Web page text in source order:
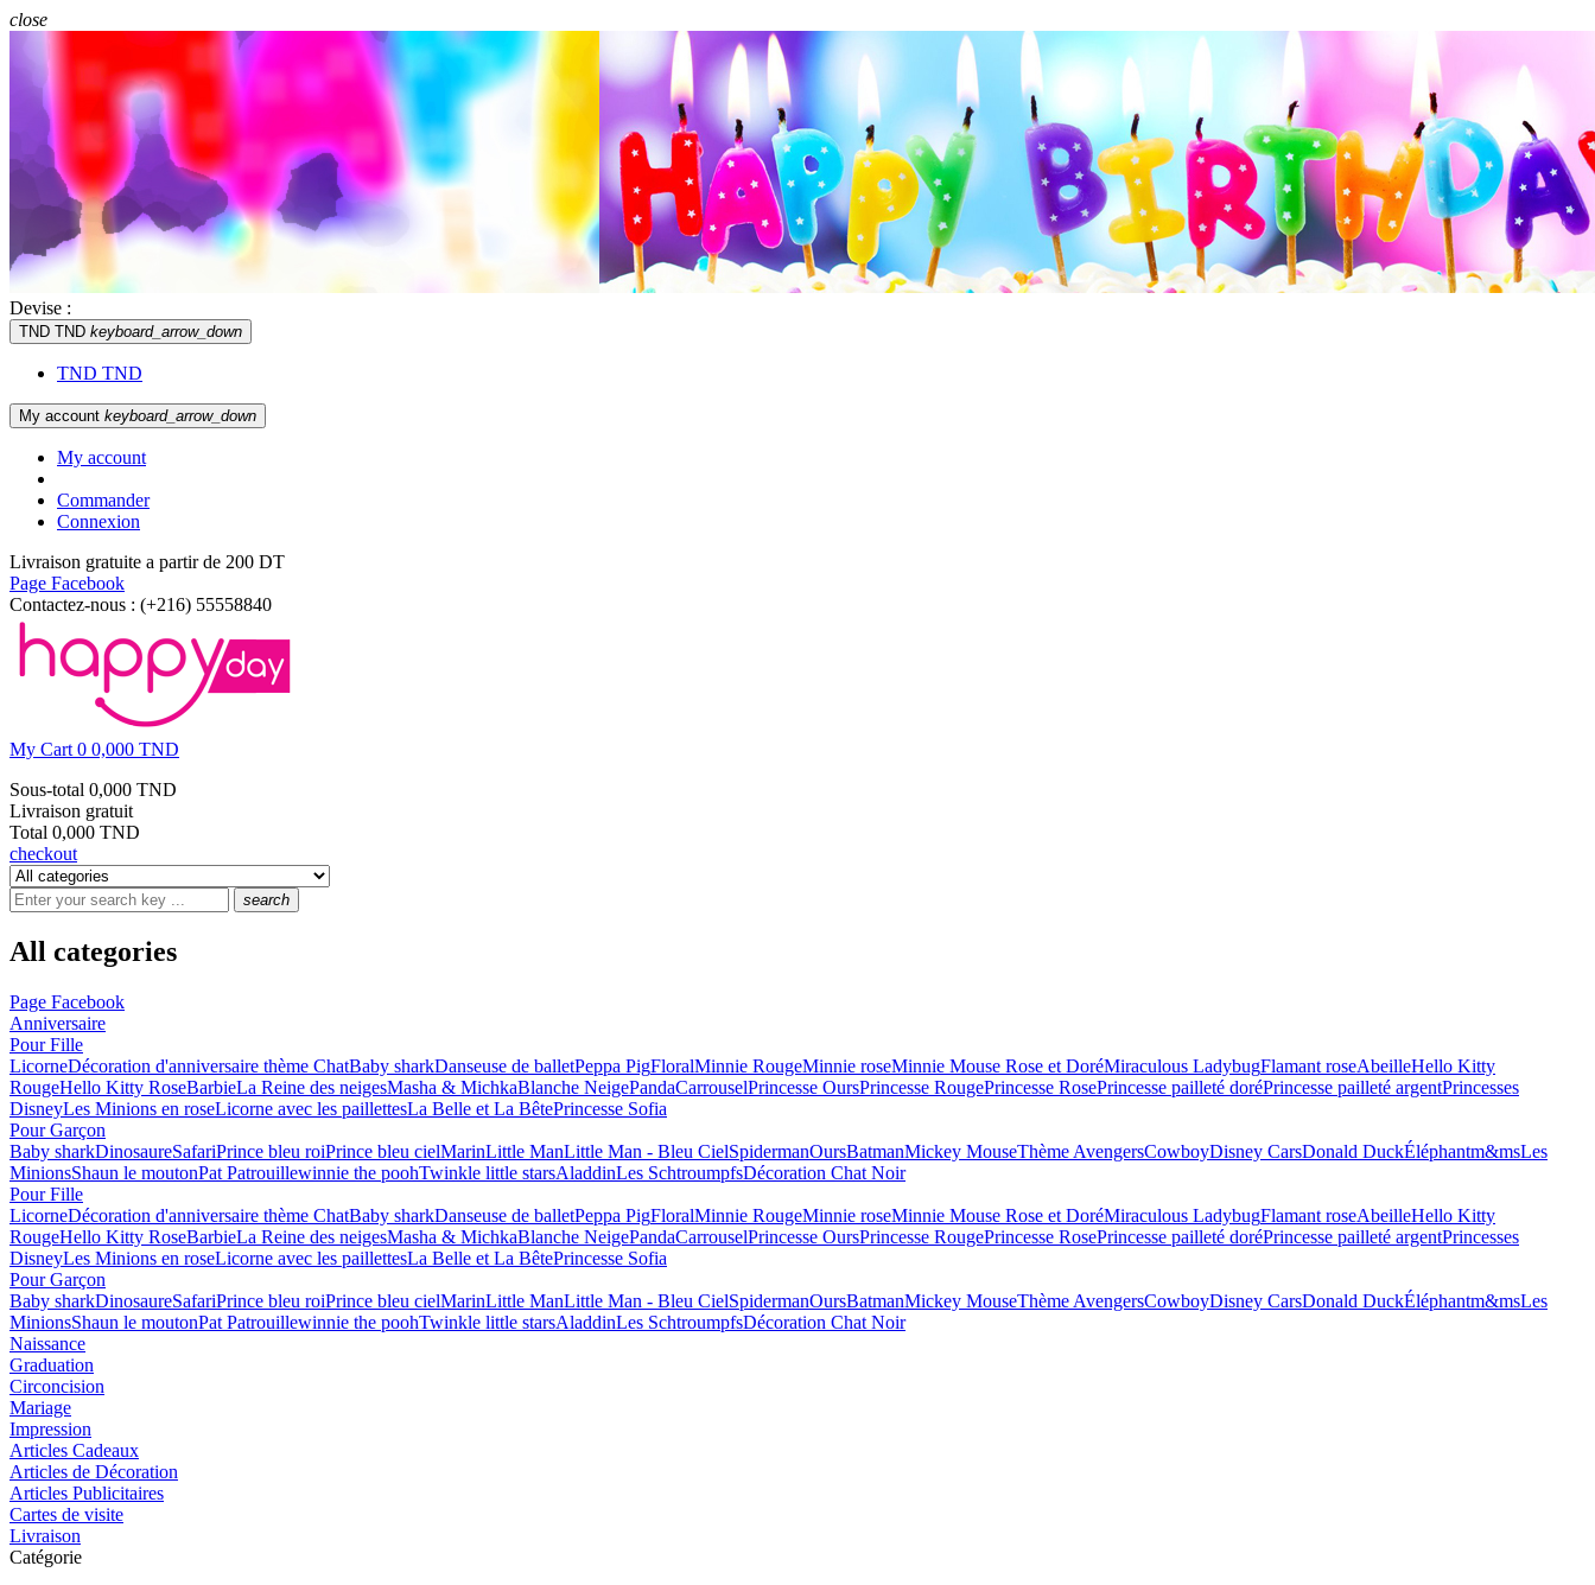
close
Devise :
TND TND keyboard_arrow_down
TND TND
My account keyboard_arrow_down
My account
Commander
Connexion
Livraison gratuite a partir de 200 DT
Page Facebook
Contactez-nous : (+216) 55558840
My Cart 0 0,000 TND
Sous-total 0,000 TND
Livraison gratuit
Total 0,000 TND
checkout
search
All categories
Page Facebook
Anniversaire
Pour Fille
LicorneDécoration d'anniversaire thème ChatBaby sharkDanseuse de balletPeppa PigFloralMinnie RougeMinnie roseMinnie Mouse Rose et DoréMiraculous LadybugFlamant roseAbeilleHello Kitty
RougeHello Kitty RoseBarbieLa Reine des neigesMasha & MichkaBlanche NeigePandaCarrouselPrincesse OursPrincesse RougePrincesse RosePrincesse pailleté doréPrincesse pailleté argentPrincesses
DisneyLes Minions en roseLicorne avec les paillettesLa Belle et La BêtePrincesse Sofia
Pour Garçon
Baby sharkDinosaureSafariPrince bleu roiPrince bleu cielMarinLittle ManLittle Man - Bleu CielSpidermanOursBatmanMickey MouseThème AvengersCowboyDisney CarsDonald DuckÉléphantm&msLes
MinionsShaun le moutonPat Patrouillewinnie the poohTwinkle little starsAladdinLes SchtroumpfsDécoration Chat Noir
Pour Fille
LicorneDécoration d'anniversaire thème ChatBaby sharkDanseuse de balletPeppa PigFloralMinnie RougeMinnie roseMinnie Mouse Rose et DoréMiraculous LadybugFlamant roseAbeilleHello Kitty
RougeHello Kitty RoseBarbieLa Reine des neigesMasha & MichkaBlanche NeigePandaCarrouselPrincesse OursPrincesse RougePrincesse RosePrincesse pailleté doréPrincesse pailleté argentPrincesses
DisneyLes Minions en roseLicorne avec les paillettesLa Belle et La BêtePrincesse Sofia
Pour Garçon
Baby sharkDinosaureSafariPrince bleu roiPrince bleu cielMarinLittle ManLittle Man - Bleu CielSpidermanOursBatmanMickey MouseThème AvengersCowboyDisney CarsDonald DuckÉléphantm&msLes
MinionsShaun le moutonPat Patrouillewinnie the poohTwinkle little starsAladdinLes SchtroumpfsDécoration Chat Noir
Naissance
Graduation
Circoncision
Mariage
Impression
Articles Cadeaux
Articles de Décoration
Articles Publicitaires
Cartes de visite
Livraison
Catégorie